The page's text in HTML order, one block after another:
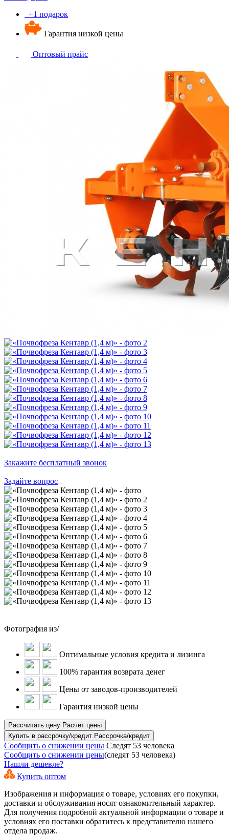
+1 подарок
Гарантия низкой цены
Оптовый прайс
Закажите бесплатный звонок
Задайте вопрос
Фотография из/
Оптимальные условия кредита и лизинга
100% гарантия возврата денег
Цены от заводов-производителей
Гарантия низкой цены
Рассчитать цену Расчет цены
Купить в рассрочку/кредит Рассрочка/кредит
Сообщить о снижении цены Следят 53 человека
Сообщить о снижении цены(следят 53 человека)
Нашли дешевле?
Купить оптом
Изображения и информация о товаре, условиях его покупки,
доставки и обслуживания носят ознакомительный характер.
Для получения подробной актуальной информации о товаре и
условиях его поставки обратитесь к представителю нашего
отдела продаж.